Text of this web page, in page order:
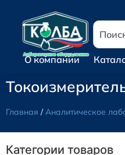
О компании
Главная /Аналитическое
Категории товаров